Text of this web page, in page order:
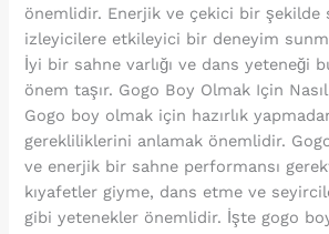
önemlidir. Enerjik ve çekici bir şekilde
izleyicilere etkileyici bir deneyim
İyi bir sahne varlığı ve dans yeteneği
önem taşır. Gogo Boy Olmak Için Nasıl
Gogo boy olmak için hazırlık
gerekliliklerini anlamak önemlidir.
ve enerjik bir sahne performansı
kıyafetler giyme, dans etme ve
gibi yetenekler önemlidir. İşte gogo